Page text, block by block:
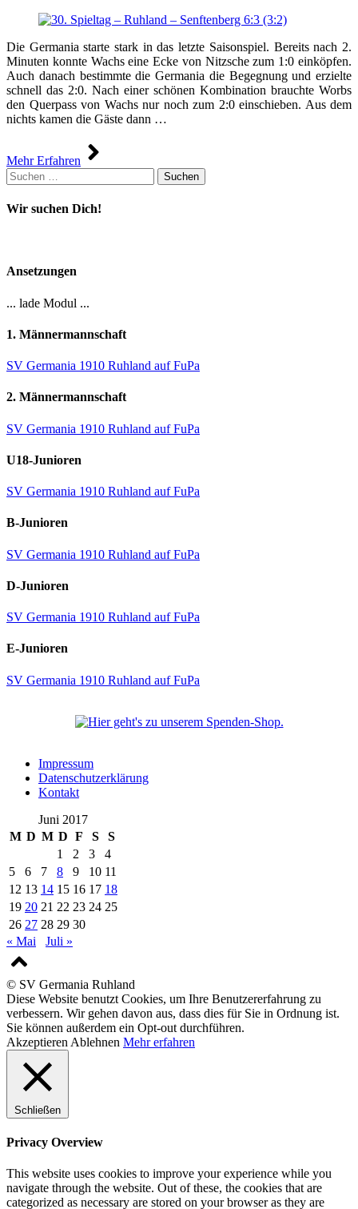
Die Germania starte stark in das letzte Saisonspiel. Bereits nach 2.
Minuten konnte Wachs eine Ecke von Nitzsche zum 1:0 einköpfen.
Auch danach bestimmte die Germania die Begegnung und erzielte
schnell das 2:0. Nach einer schönen Kombination brauchte Worbs
den Querpass von Wachs nur noch zum 2:0 einschieben. Aus dem
nichts kamen die Gäste dann …
Mehr Erfahren
Suchen
nach:
Wir suchen Dich!
Ansetzungen
... lade Modul ...
1. Männermannschaft
SV Germania 1910 Ruhland auf FuPa
2. Männermannschaft
SV Germania 1910 Ruhland auf FuPa
U18-Junioren
SV Germania 1910 Ruhland auf FuPa
B-Junioren
SV Germania 1910 Ruhland auf FuPa
D-Junioren
SV Germania 1910 Ruhland auf FuPa
E-Junioren
SV Germania 1910 Ruhland auf FuPa
Impressum
Datenschutzerklärung
Kontakt
Juni 2017
M D M D F S
S
1
2 3
4
5
6 7 8 9 10 11
12 13 14 15 16 17 18
19 20 21 22 23 24 25
26 27 28 29 30
« Mai
Juli »
© SV Germania Ruhland
Diese Website benutzt Cookies, um Ihre Benutzererfahrung zu
verbessern. Wir gehen davon aus, dass dies für Sie in Ordnung ist.
Sie können außerdem ein Opt-out durchführen.
Akzeptieren Ablehnen Mehr erfahren
Schließen
Privacy Overview
This website uses cookies to improve your experience while you
navigate through the website. Out of these, the cookies that are
categorized as necessary are stored on your browser as they are